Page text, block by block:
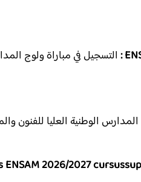
التسجيل في مباراة ولوج
الوطنية العليا للفنون والمهن 2026-
2026/2027